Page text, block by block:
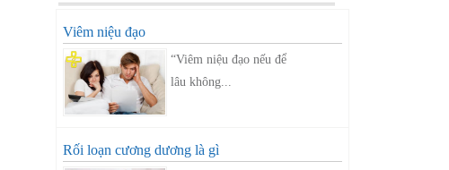
Viêm niệu đạo
“Viêm niệu đạo nếu để
lâu không...
Rối loạn cương dương là gì